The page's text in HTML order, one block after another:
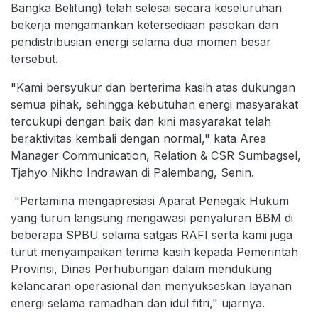
Bangka Belitung) telah selesai secara keseluruhan
bekerja mengamankan ketersediaan pasokan dan
pendistribusian energi selama dua momen besar
tersebut.
"Kami bersyukur dan berterima kasih atas dukungan
semua pihak, sehingga kebutuhan energi masyarakat
tercukupi dengan baik dan kini masyarakat telah
beraktivitas kembali dengan normal," kata Area
Manager Communication, Relation & CSR Sumbagsel,
Tjahyo Nikho Indrawan di Palembang, Senin.
"Pertamina mengapresiasi Aparat Penegak Hukum
yang turun langsung mengawasi penyaluran BBM di
beberapa SPBU selama satgas RAFI serta kami juga
turut menyampaikan terima kasih kepada Pemerintah
Provinsi, Dinas Perhubungan dalam mendukung
kelancaran operasional dan menyukseskan layanan
energi selama ramadhan dan idul fitri," ujarnya.